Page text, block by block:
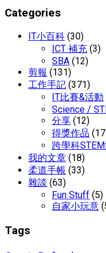
Categories
IT小百科 (30)
ICT 補充 (3)
SBA (12)
剪報 (131)
工作手記 (371)
IT比賽&活動
Science /
分享 (12)
得獎作品
跨學科
我的文章 (18)
柔道手帳 (33)
雜談 (63)
Fun Stuff (5)
自家小玩意
Tags